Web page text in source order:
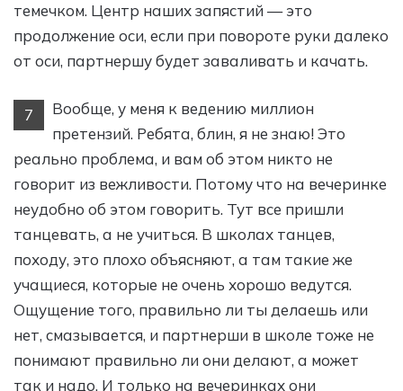
темечком. Центр наших запястий — это
продолжение оси, если при повороте руки далеко
от оси, партнершу будет заваливать и качать.
7
Вообще, у меня к ведению миллион
претензий. Ребята, блин, я не знаю! Это
реально проблема, и вам об этом никто не
говорит из вежливости. Потому что на вечеринке
неудобно об этом говорить. Тут все пришли
танцевать, а не учиться. В школах танцев,
походу, это плохо объясняют, а там такие же
учащиеся, которые не очень хорошо ведутся.
Ощущение того, правильно ли ты делаешь или
нет, смазывается, и партнерши в школе тоже не
понимают правильно ли они делают, а может
так и надо. И только на вечеринках они